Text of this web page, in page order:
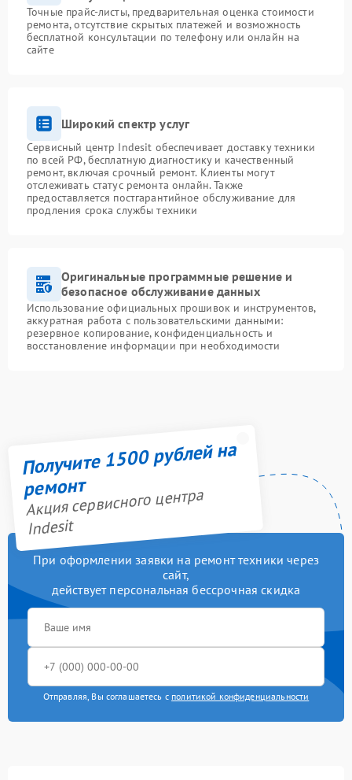
Точные прайс-листы, предварительная оценка стоимости
ремонта, отсутствие скрытых платежей и возможность
бесплатной консультации по телефону или онлайн на
сайте
Широкий спектр услуг
Сервисный центр Indesit обеспечивает доставку техники
по всей РФ, бесплатную диагностику и качественный
ремонт, включая срочный ремонт. Клиенты могут
отслеживать статус ремонта онлайн. Также
предоставляется постгарантийное обслуживание для
продления срока службы техники
Оригинальные программные решение и
безопасное обслуживание данных
Использование официальных прошивок и инструментов,
аккуратная работа с пользовательскими данными:
резервное копирование, конфиденциальность и
восстановление информации при необходимости
Получите 1500 рублей на
ремонт
Акция сервисного центра
Indesit
При оформлении заявки на ремонт техники через
сайт,
действует персональная бессрочная скидка
Отправляя, Вы соглашаетесь с политикой конфиденциальности